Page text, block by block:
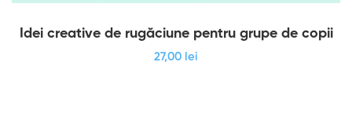
Idei creative de rugăciune pentru grupe de copii
27,00 lei